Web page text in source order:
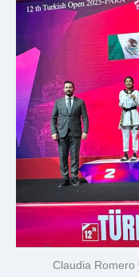
Claudia Romero